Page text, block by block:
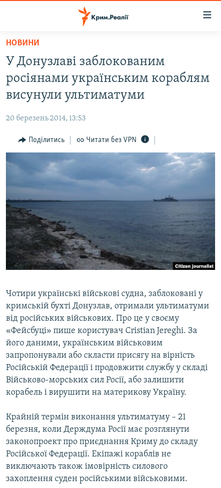
Перейти
основного
матеріалу
Перейти
до
основної
навігації
Перейти
до
пошуку
ВОДА.КРИМ
ВІДЕО ТА ФОТО
БЛОГИ
ПОГЛЯД
ВСЕ ЗА ДЕНЬ
СПЕЦПРОЕКТИ
ДЕПОРТАЦІЯ
ВІДЕОУРОКИ «ELIFBE»
СВІДЧЕННЯ ОКУПАЦІЇ
УКРАЇНСЬКА ПРОБЛЕМА КРИМУ
ЯК ОБІЙТИ БЛОКУВАННЯ
Русский
Qırımtatar
Усі сайти RFE/RL
НОВИНИ
У Донузлаві заблокованим
росіянами українським кораблям
висунули ультиматуми
20 березень 2014, 13:53
Поділитись Читати без VPN
Чотири українські військові судна, заблоковані у
кримській бухті Донузлав, отримали ультиматуми
від російських військових. Про це у своєму
«Фейсбуці» пише користувач Cristian Jereghi. За
його даними, українським військовим
запропонували або скласти присягу на вірність
Російській Федерації і продовжити службу у складі
Військово-морських сил Росії, або залишити
корабель і вирушити на материкову Україну.
Крайній термін виконання ультиматуму – 21
березня, коли Держдума Росії має розглянути
законопроект про приєднання Криму до складу
Російської Федерації. Екіпажі кораблів не
виключають також імовірність силового
захоплення суден російськими військовими.